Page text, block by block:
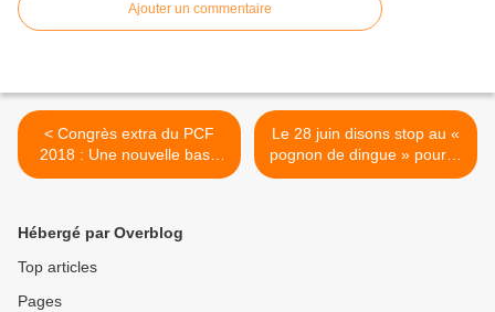
Ajouter un commentaire
< Congrès extra du PCF
2018 : Une nouvelle base
commune de discussion !
Le 28 juin disons stop au «
pognon de dingue » pour la
finance >
Hébergé par Overblog
Top articles
Pages